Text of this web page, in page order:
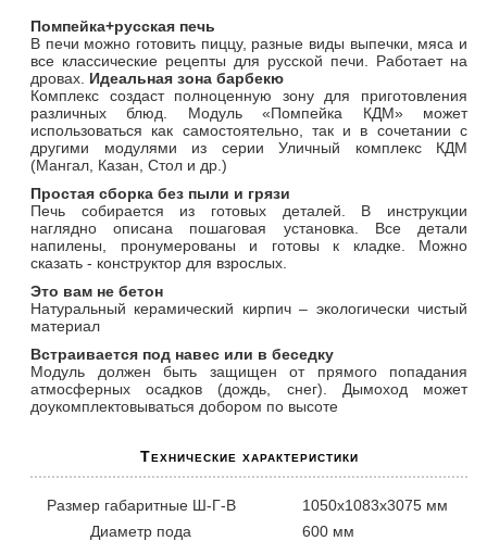
Помпейка+русская печь
В печи можно готовить пиццу, разные виды выпечки, мяса и
все классические рецепты для русской печи. Работает на
дровах. Идеальная зона барбекю
Комплекс создаст полноценную зону для приготовления
различных блюд. Модуль «Помпейка КДМ» может
использоваться как самостоятельно, так и в сочетании с
другими модулями из серии Уличный комплекс КДМ
(Мангал, Казан, Стол и др.)
Простая сборка без пыли и грязи
Печь собирается из готовых деталей. В инструкции
наглядно описана пошаговая установка. Все детали
напилены, пронумерованы и готовы к кладке. Можно
сказать - конструктор для взрослых.
Это вам не бетон
Натуральный керамический кирпич – экологически чистый
материал
Встраивается под навес или в беседку
Модуль должен быть защищен от прямого попадания
атмосферных осадков (дождь, снег). Дымоход может
доукомплектовываться добором по высоте
Технические характеристики
Размер габаритные Ш-Г-В
1050х1083х3075 мм
Диаметр пода
600 мм